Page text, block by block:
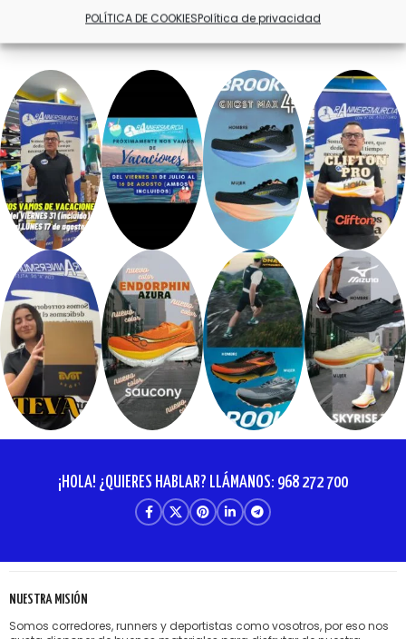
POLÍTICA DE COOKIESPolítica de privacidad
¡HOLA! ¿QUIERES HABLAR? LLÁMANOS: 968 272 700
NUESTRA MISIÓN
Somos corredores, runners y deportistas como vosotros, por eso nos